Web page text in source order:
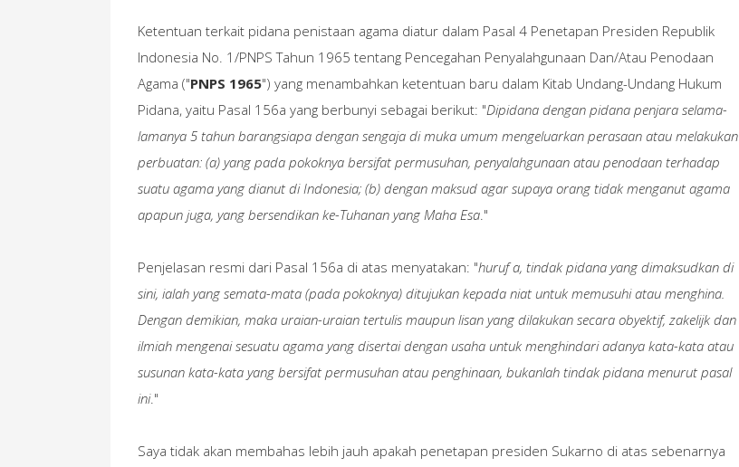
Ketentuan terkait pidana penistaan agama diatur dalam Pasal 4 Penetapan Presiden Republik
Indonesia No. 1/PNPS Tahun 1965 tentang Pencegahan Penyalahgunaan Dan/Atau Penodaan
Agama ("PNPS 1965") yang menambahkan ketentuan baru dalam Kitab Undang-Undang Hukum
Pidana, yaitu Pasal 156a yang berbunyi sebagai berikut: "Dipidana dengan pidana penjara selama-
lamanya 5 tahun barangsiapa dengan sengaja di muka umum mengeluarkan perasaan atau melakukan
perbuatan: (a) yang pada pokoknya bersifat permusuhan, penyalahgunaan atau penodaan terhadap
suatu agama yang dianut di Indonesia; (b) dengan maksud agar supaya orang tidak menganut agama
apapun juga, yang bersendikan ke-Tuhanan yang Maha Esa."
Penjelasan resmi dari Pasal 156a di atas menyatakan: "huruf a, tindak pidana yang dimaksudkan di
sini, ialah yang semata-mata (pada pokoknya) ditujukan kepada niat untuk memusuhi atau menghina.
Dengan demikian, maka uraian-uraian tertulis maupun lisan yang dilakukan secara obyektif, zakelijk dan
ilmiah mengenai sesuatu agama yang disertai dengan usaha untuk menghindari adanya kata-kata atau
susunan kata-kata yang bersifat permusuhan atau penghinaan, bukanlah tindak pidana menurut pasal
ini."
Saya tidak akan membahas lebih jauh apakah penetapan presiden Sukarno di atas sebenarnya